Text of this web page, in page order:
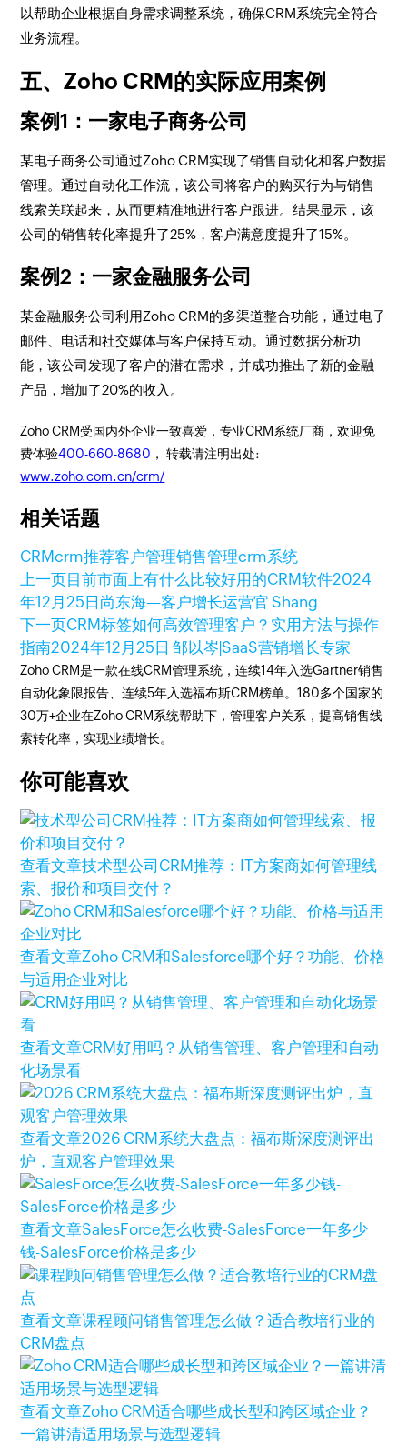
以帮助企业根据自身需求调整系统，确保CRM系统完全符合
业务流程。
五、Zoho CRM的实际应用案例
案例1：一家电子商务公司
某电子商务公司通过Zoho CRM实现了销售自动化和客户数据
管理。通过自动化工作流，该公司将客户的购买行为与销售
线索关联起来，从而更精准地进行客户跟进。结果显示，该
公司的销售转化率提升了25%，客户满意度提升了15%。
案例2：一家金融服务公司
某金融服务公司利用Zoho CRM的多渠道整合功能，通过电子
邮件、电话和社交媒体与客户保持互动。通过数据分析功
能，该公司发现了客户的潜在需求，并成功推出了新的金融
产品，增加了20%的收入。
Zoho CRM受国内外企业一致喜爱，专业CRM系统厂商，欢迎免
费体验400-660-8680 ， 转载请注明出处:
www.zoho.com.cn/crm/
相关话题
CRMcrm推荐客户管理销售管理crm系统
上一页目前市面上有什么比较好用的CRM软件2024
年12月25日 尚东海—客户增长运营官 Shang
下一页CRM标签如何高效管理客户？实用方法与操作
指南2024年12月25日 邹以岑|SaaS营销增长专家
Zoho CRM是一款在线CRM管理系统，连续14年入选Gartner销售
自动化象限报告、连续5年入选福布斯CRM榜单。180多个国家的
30万+企业在Zoho CRM系统帮助下，管理客户关系，提高销售线
索转化率，实现业绩增长。
你可能喜欢
查看文章技术型公司CRM推荐：IT方案商如何管理线
索、报价和项目交付？
查看文章Zoho CRM和Salesforce哪个好？功能、价格
与适用企业对比
查看文章CRM好用吗？从销售管理、客户管理和自动
化场景看
查看文章2026 CRM系统大盘点：福布斯深度测评出
炉，直观客户管理效果
查看文章SalesForce怎么收费-SalesForce一年多少
钱-SalesForce价格是多少
查看文章课程顾问销售管理怎么做？适合教培行业的
CRM盘点
查看文章Zoho CRM适合哪些成长型和跨区域企业？
一篇讲清适用场景与选型逻辑